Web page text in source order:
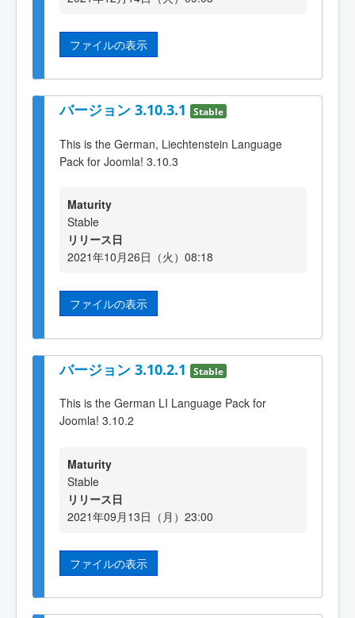
ファイルの表示
バージョン 3.10.3.1 Stable
This is the German, Liechtenstein Language
Pack for Joomla! 3.10.3
Maturity
Stable
リリース日
2021年10月26日（火）08:18
ファイルの表示
バージョン 3.10.2.1 Stable
This is the German LI Language Pack for
Joomla! 3.10.2
Maturity
Stable
リリース日
2021年09月13日（月）23:00
ファイルの表示